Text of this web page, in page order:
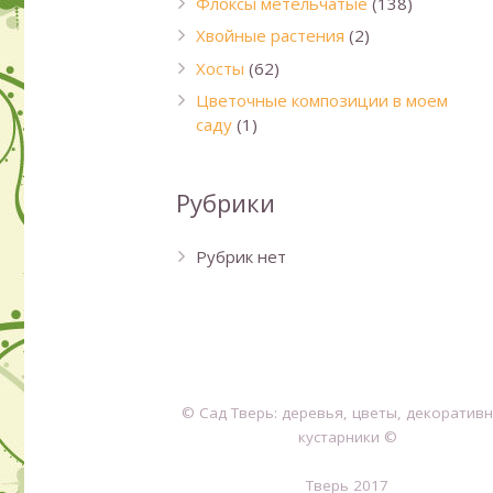
Хвойные растения (2)
Хосты (62)
Цветочные композиции в моем
саду (1)
Рубрики
Рубрик нет
© Сад Тверь: деревья, цветы,
кустарники ©
Тверь 2017